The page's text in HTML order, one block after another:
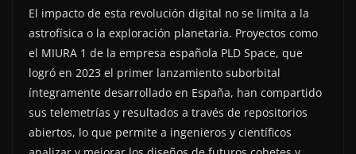
El impacto de esta revolución digital no se limita a la
astrofísica o la exploración planetaria. Proyectos como
el MIURA 1 de la empresa española PLD Space, que
logró en 2023 el primer lanzamiento suborbital
íntegramente desarrollado en España, han compartido
sus telemetrías y resultados a través de repositorios
abiertos, lo que permite a ingenieros y científicos